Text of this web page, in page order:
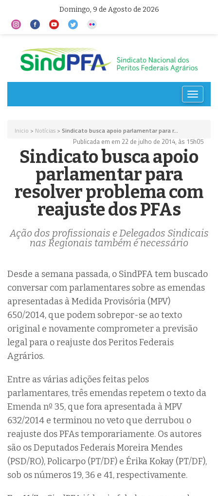
Domingo, 9 de Agosto de 2026
Toggle
Inicio > Notícias > Sindicato busca apoio parlamentar para r...
Publicada em em 22 de julho de 2014, às 15h05
Sindicato busca apoio
parlamentar para
resolver problema com
reajuste dos PFAs
Ação dos profissionais e Delegados Sindicais
nas Regionais também é necessário
Desde a semana passada, o SindPFA tem buscado
conversar com parlamentares sobre as emendas
apresentadas à Medida Provisória (MPV)
650/2014, que podem sobrepor-se ao texto
original e novamente comprometer a previsão
legal para o reajuste dos Peritos Federais
Agrários.
Entre as várias adições feitas pelos
parlamentares, três emendas repetem o texto da
Emenda nº 35, que fora apresentada à MPV
632/2014 e terminou no veto que derrubou o
reajuste dos PFAs temporariamente. Os autores
são os Deputados Federais Moreira Mendes
(PSD/RO), Policarpo (PT/DF) e Érika Kokay (PT/DF),
sob os números 19, 36 e 41, respectivamente.